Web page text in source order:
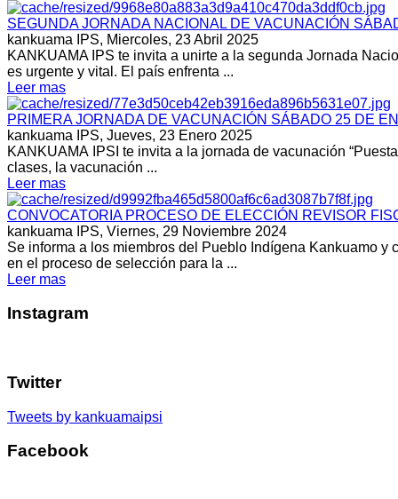
SEGUNDA JORNADA NACIONAL DE VACUNACIÓN
kankuama IPS, Miercoles, 23 Abril 2025
KANKUAMA IPS te invita a unirte a la segunda Jornada
es urgente y vital. El país enfrenta ...
Leer mas
PRIMERA JORNADA DE VACUNACIÓN SÁBADO 25 DE
kankuama IPS, Jueves, 23 Enero 2025
KANKUAMA IPSI te invita a la jornada de vacunación
clases, la vacunación ...
Leer mas
CONVOCATORIA PROCESO DE ELECCIÓN REVISOR
kankuama IPS, Viernes, 29 Noviembre 2024
Se informa a los miembros del Pueblo Indígena Kankuamo
en el proceso de selección para la ...
Leer mas
Instagram
Twitter
Tweets by kankuamaipsi
Facebook